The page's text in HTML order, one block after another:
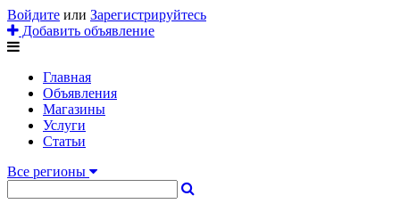
Войдите или Зарегистрируйтесь
Добавить объявление
Главная
Объявления
Магазины
Услуги
Статьи
Все регионы